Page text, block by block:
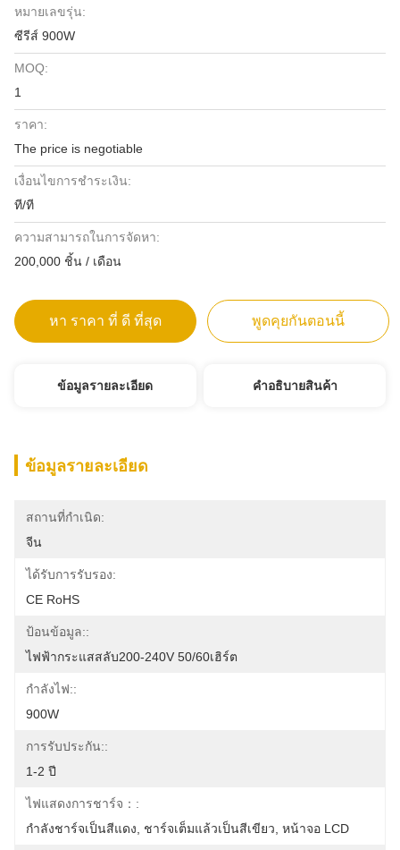
หมายเลขรุ่น:
ซีรีส์ 900W
MOQ:
1
ราคา:
The price is negotiable
เงื่อนไขการชำระเงิน:
ที/ที
ความสามารถในการจัดหา:
200,000 ชิ้น / เดือน
หา ราคา ที่ ดี ที่สุด พูดคุยกันตอนนี้
ข้อมูลรายละเอียด คําอธิบายสินค้า
ข้อมูลรายละเอียด
สถานที่กำเนิด:
จีน
ได้รับการรับรอง:
CE RoHS
ป้อนข้อมูล::
ไฟฟ้ากระแสสลับ200-240V 50/60เฮิร์ต
กำลังไฟ::
900W
การรับประกัน::
1-2 ปี
ไฟแสดงการชาร์จ：:
กำลังชาร์จเป็นสีแดง, ชาร์จเต็มแล้วเป็นสีเขียว, หน้าจอ LCD